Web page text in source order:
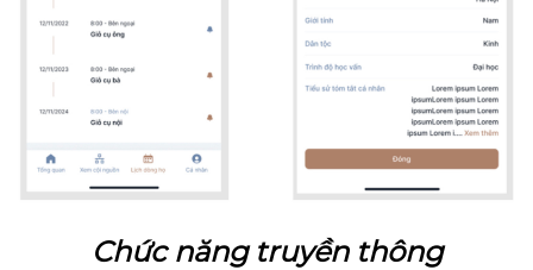
Chức năng truyền thông